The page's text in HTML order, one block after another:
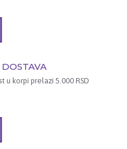
u korpi prelazi 5.000 RSD